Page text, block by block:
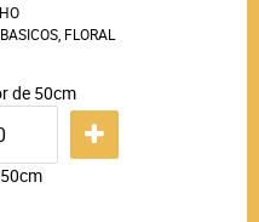
BASICOS FLORAL
de 50cm